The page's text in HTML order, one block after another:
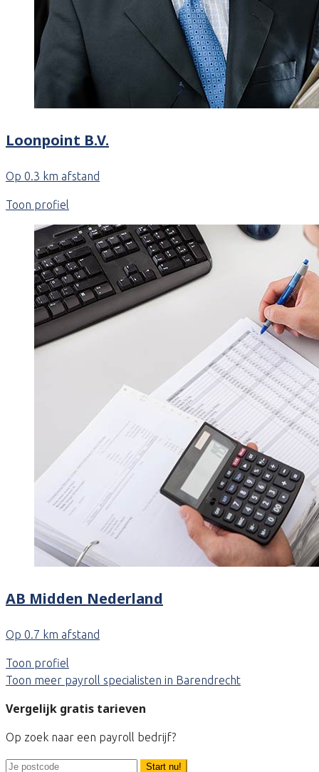
Loonpoint B.V.
Op 0.3 km afstand
Toon profiel
AB Midden Nederland
Op 0.7 km afstand
Toon profiel
Toon meer payroll specialisten in Barendrecht
Vergelijk gratis tarieven
Op zoek naar een payroll bedrijf?
Start nu!